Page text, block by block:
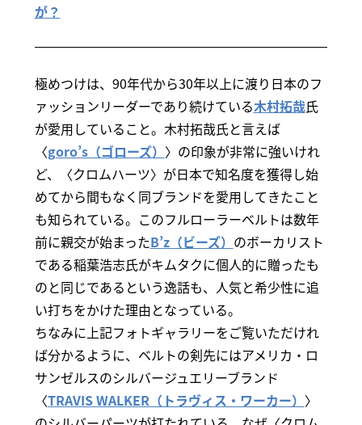
が？
極めつけは、90年代から30年以上に渡り日本のフ
ァッションリーダーであり続けている木村拓哉氏
が愛用していること。木村拓哉氏と言えば
〈goro’s（ゴローズ） 〉の印象が非常に強いけれ
ど、〈クロムハーツ〉が日本で知名度を獲得し始
めてから間もなく同ブランドを愛用してきたこと
も知られている。このフルローラーベルトは数年
前に親交が始まったB’z（ビーズ） のボーカリスト
である稲葉浩志氏がキムタクに個人的に贈ったも
のと同じであるという逸話も、人気と希少性に追
い打ちをかけた理由となっている。
ちなみに上記フォトギャラリーをご覧いただけれ
ば分かるように、ベルトの剣先にはアメリカ・ロ
サンゼルスのシルバージュエリーブランド
〈TRAVIS WALKER（トラヴィス・ワーカー） 〉